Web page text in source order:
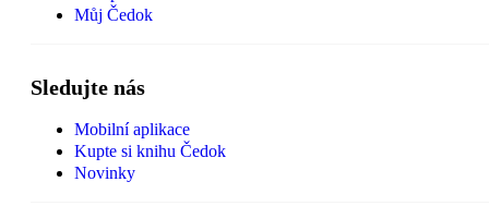
Můj Čedok
Sledujte nás
Mobilní aplikace
Kupte si knihu Čedok
Novinky